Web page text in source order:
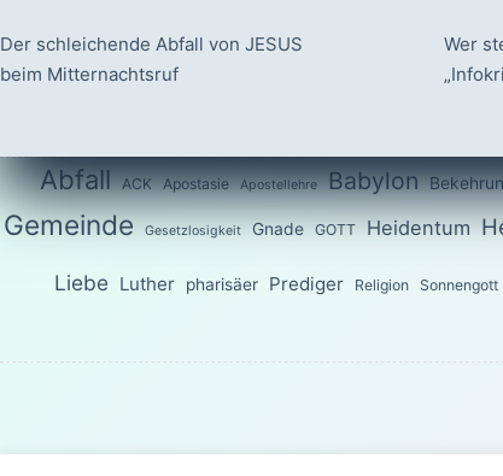
Der schleichende Abfall von JESUS
beim Mitternachtsruf
Wer
Abfall ACK Apostasie Apostellehre Babylon
Gemeinde Gesetzlosigkeit Gnade GOTT Heidentum
Liebe Luther pharisäer Prediger Religion Sonnengott